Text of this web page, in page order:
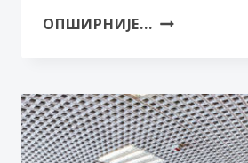
ОПШИРНИЈЕ... ОПЕРА
У
СРПСКОМ
НАРОДНОМ